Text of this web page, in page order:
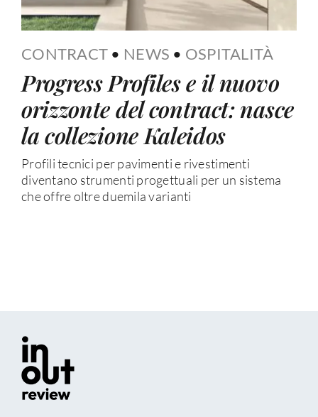
CONTRACT • NEWS • OSPITALITÀ
Progress Profiles e il nuovo
orizzonte del contract: nasce
la collezione Kaleidos
Profili tecnici per pavimenti e rivestimenti
diventano strumenti progettuali per un sistema
che offre oltre duemila varianti